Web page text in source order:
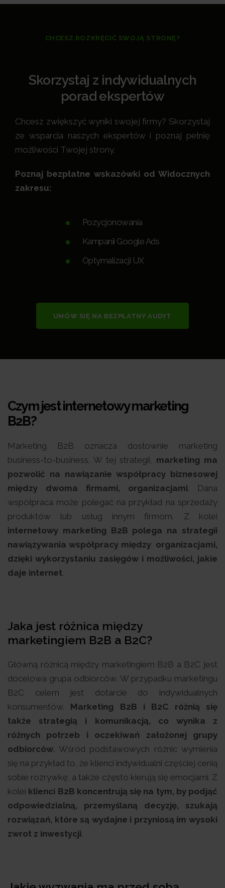
CHCESZ ROZKRĘCIĆ SWOJĄ STRONĘ?
Skorzystaj z indywidualnych
porad ekspertów
Chcesz zwiększyć wyniki swojej firmy? Skorzystaj
ze wsparcia naszych ekspertów i poznaj pełnię
możliwości Twojej strony.
Poznaj bezpłatne wskazówki od Widocznych
zakresu:
Pozycjonowania
Kampanii Google Ads
Optymalizacji UX
UMÓW SIĘ NA BEZPŁATNY AUDYT
Czym jest internetowy marketing
B2B?
Marketing B2B oznacza dosłownie marketing
business-to-business. W tej strategii, marketing ma
pozwolić na nawiązanie współpracy biznesowej
między dwoma firmami, organizacjami. Dana
współpraca może polegać na przykład na sprzedaży
produktów lub usług innym firmom. Z kolei
internetowy marketing B2B polega na strategii
nawiązywania współpracy między organizacjami,
dzięki wykorzystaniu zasięgów i możliwości, jakie
daje internet.
Jaka jest różnica między
marketingiem B2B a B2C?
Główną różnicą między marketingiem B2B a B2C jest
docelowa grupa odbiorców. W przypadku marketingu
B2C celem jest dotarcie do indywidualnych
konsumentów. Marketing B2B i B2C różnią się
także strategią i komunikacją, co wynika z
różnych potrzeb i oczekiwań założonej grupy
odbiorców. Wśród podstawowych różnic wymienia
się na przykład to, że klienci indywidualni częściej cenią
sobie rozrywkę, a także często kierują się emocjami. Z
kolei klienci B2B koncentrują się na tym, by podjąć
odpowiedzialną, przemyślaną decyzję, szukają
rozwiązań, które są wydajne i przyniosą im wysoki
zwrot z inwestycji.